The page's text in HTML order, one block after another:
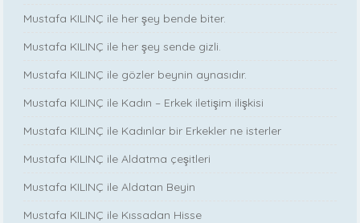
Mustafa KILINÇ ile her şey bende biter.
Mustafa KILINÇ ile her şey sende gizli.
Mustafa KILINÇ ile gözler beynin aynasıdır.
Mustafa KILINÇ ile Kadın – Erkek iletişim ilişkisi
Mustafa KILINÇ ile Kadınlar bir Erkekler ne isterler
Mustafa KILINÇ ile Aldatma çeşitleri
Mustafa KILINÇ ile Aldatan Beyin
Mustafa KILINÇ ile Kıssadan Hisse